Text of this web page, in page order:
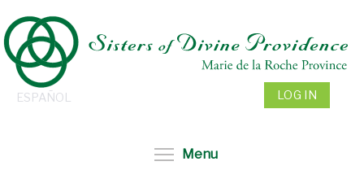
to
main
content
ESPAÑOL LOG IN
Menu